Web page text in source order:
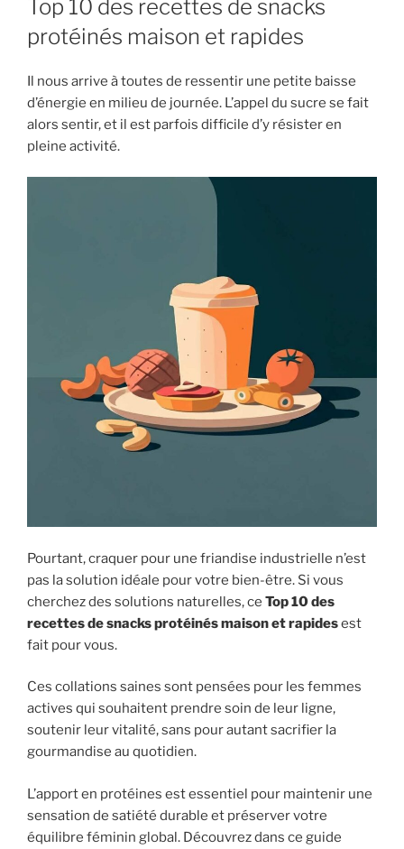
Top 10 des recettes de snacks
protéinés maison et rapides
Il nous arrive à toutes de ressentir une petite baisse
d’énergie en milieu de journée. L’appel du sucre se fait
alors sentir, et il est parfois difficile d’y résister en
pleine activité.
Pourtant, craquer pour une friandise industrielle n’est
pas la solution idéale pour votre bien-être. Si vous
cherchez des solutions naturelles, ce Top 10 des
recettes de snacks protéinés maison et rapidesest
fait pour vous.
Ces collations saines sont pensées pour les femmes
actives qui souhaitent prendre soin de leur ligne,
soutenir leur vitalité, sans pour autant sacrifier la
gourmandise au quotidien.
L’apport en protéines est essentiel pour maintenir une
sensation de satiété durable et préserver votre
équilibre féminin global. Découvrez dans ce guide